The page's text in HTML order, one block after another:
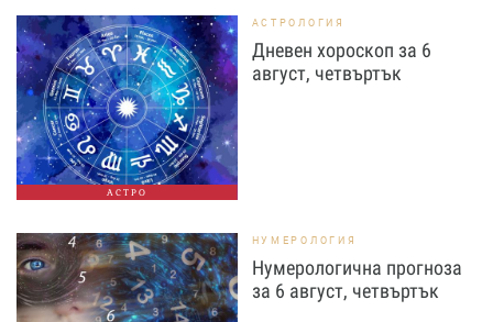
АСТРО
АСТРОЛОГИЯ
Дневен хороскоп за 6
август, четвъртък
НУМЕРОЛОГИЯ
Нумерологична прогноза
за 6 август, четвъртък